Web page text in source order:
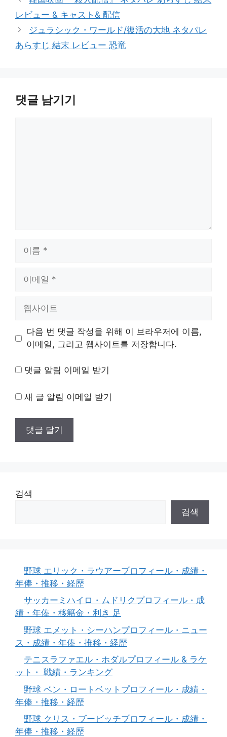
리
レビュー & キャスト& 配信
ジュラシック・ワールド/復活の大地 ネタバレ
あらすじ 結末 レビュー 恐竜
댓글 남기기
트
다음 번 댓글 작성을 위해 이 브라우저에 이름,
이메일, 그리고 웹사이트를 저장합니다.
댓글 알림 이메일 받기
새 글 알림 이메일 받기
검색
검색
野球 エリック・ラウアープロフィール・成績・
年俸・推移・経歴
サッカーミハイロ・ムドリクプロフィール・成
績・年俸・移籍金・利き 足
野球 エメット・シーハンプロフィール・ニュー
ス・成績・年俸・推移・経歴
テニスラファエル・ホダルプロフィール & ラケ
ット・ 戦績・ランキング
野球 ベン・ロートベットプロフィール・成績・
年俸・推移・経歴
野球 クリス・ブービッチプロフィール・成績・
年俸・推移・経歴